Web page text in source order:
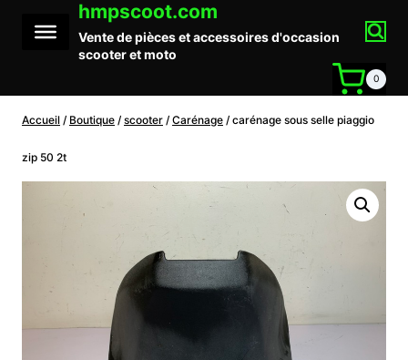
contenu
hmpscoot.com
Vente de pièces et accessoires d'occasion
scooter et moto
0
Accueil / Boutique / scooter / Carénage / carénage sous selle piaggio
zip 50 2t